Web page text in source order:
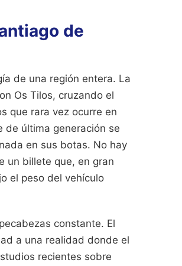
de
de una región entera. La
Os Tilos, cruzando el
que rara vez ocurre en
de última generación se
en sus botas. No hay
un billete que, en gran
el peso del vehículo
constante. El
a una realidad donde el
recientes sobre